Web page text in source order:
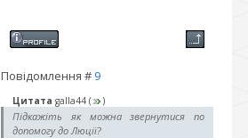
Повідомлення # 9
Цитата galla44 ( )
Підкажіть як можна звернутися по
допомогу до Люції?